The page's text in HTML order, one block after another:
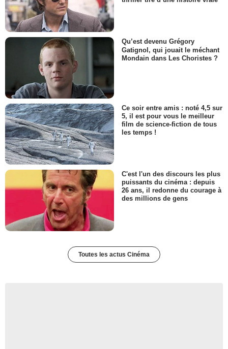
Qu’est devenu Grégory
Gatignol, qui jouait le méchant
Mondain dans Les Choristes ?
Ce soir entre amis : noté 4,5 sur
5, il est pour vous le meilleur
film de science-fiction de tous
les temps !
C'est l'un des discours les plus
puissants du cinéma : depuis
26 ans, il redonne du courage à
des millions de gens
Toutes les actus Cinéma